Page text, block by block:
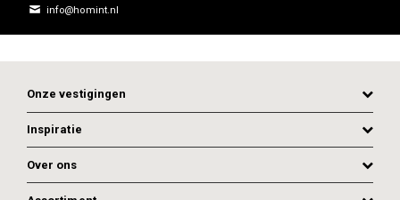
info@homint.nl
Onze vestigingen
Inspiratie
Over ons